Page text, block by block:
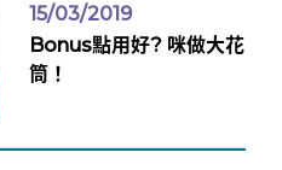
15/03/2019
Bonus點用好? 咪做大花
筒！